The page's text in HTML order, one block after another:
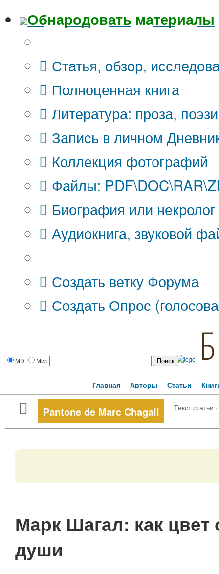
Обнародовать материалы
Статья, обзор,
Полноценная книга
Литература: проза,
Запись в личном
Коллекция фотографий
Файлы:
Биография или некролог
Аудиокнига, звуковой
Создать ветку Форума
Создать Опрос
MD Мир
Главная Авторы Статьи
Pantone de Marc Chagall Текст статьи ·
Марк Шагал: как цвет
души